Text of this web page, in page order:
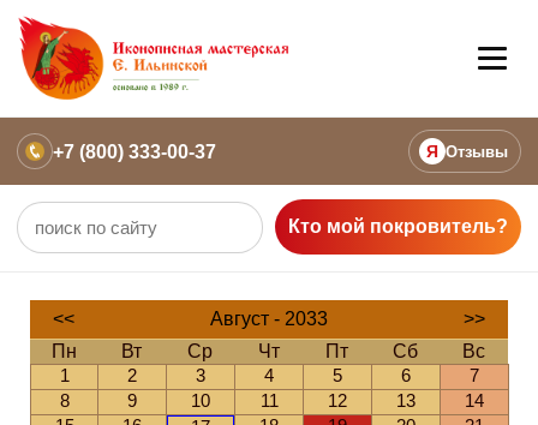
+7 (800) 333-00-37 Я Отзывы
Кто мой покровитель?
<< Август - 2033
>>
Пн
Вт Ср Чт Пт Сб
Вс
1
2 3 4 5 6
7
8
9 10 11 12 13
14